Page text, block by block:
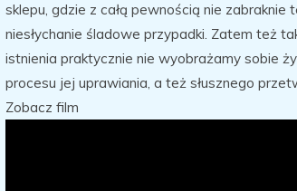
sklepu, gdzie z całą pewnością nie
niesłychanie śladowe przypadki. Zatem też
istnienia praktycznie nie wyobrażamy sobie
procesu jej uprawiania, a też słusznego
Zobacz film